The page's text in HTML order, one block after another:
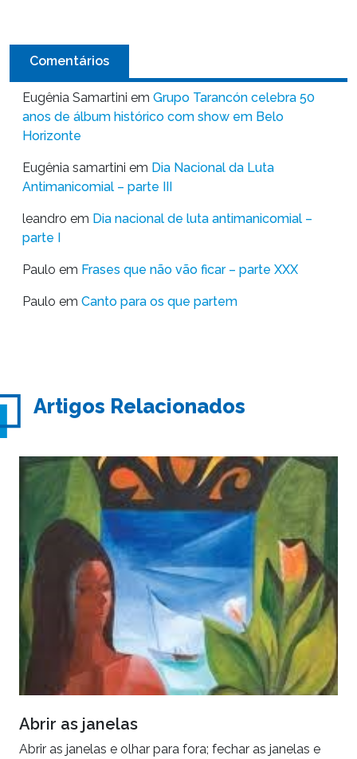
Comentários
Eugênia Samartini em Grupo Tarancón celebra 50
anos de álbum histórico com show em Belo
Horizonte
Eugênia samartini em Dia Nacional da Luta
Antimanicomial – parte III
leandro em Dia nacional de luta antimanicomial –
parte I
Paulo em Frases que não vão ficar – parte XXX
Paulo em Canto para os que partem
Artigos Relacionados
Abrir as janelas
Abrir as janelas e olhar para fora; fechar as janelas e